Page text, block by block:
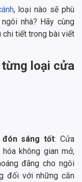
, loại nào sẽ phù
nhà? Hãy cùng
chi tiết trong bài viết
loại cửa
sáng tốt: Cửa
không gian mở,
đãng cho ngôi
đối với những căn